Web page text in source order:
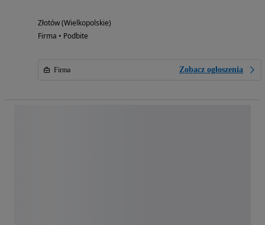
Złotów (Wielkopolskie)
Firma • Podbite
Firma Zobacz ogłoszenia